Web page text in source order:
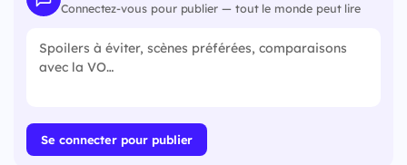
Connectez-vous pour publier — tout le monde peut lire
Se connecter pour publier